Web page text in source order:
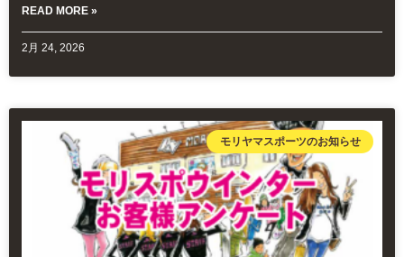
READ MORE »
2月 24, 2026
モリヤマスポーツのお知らせ